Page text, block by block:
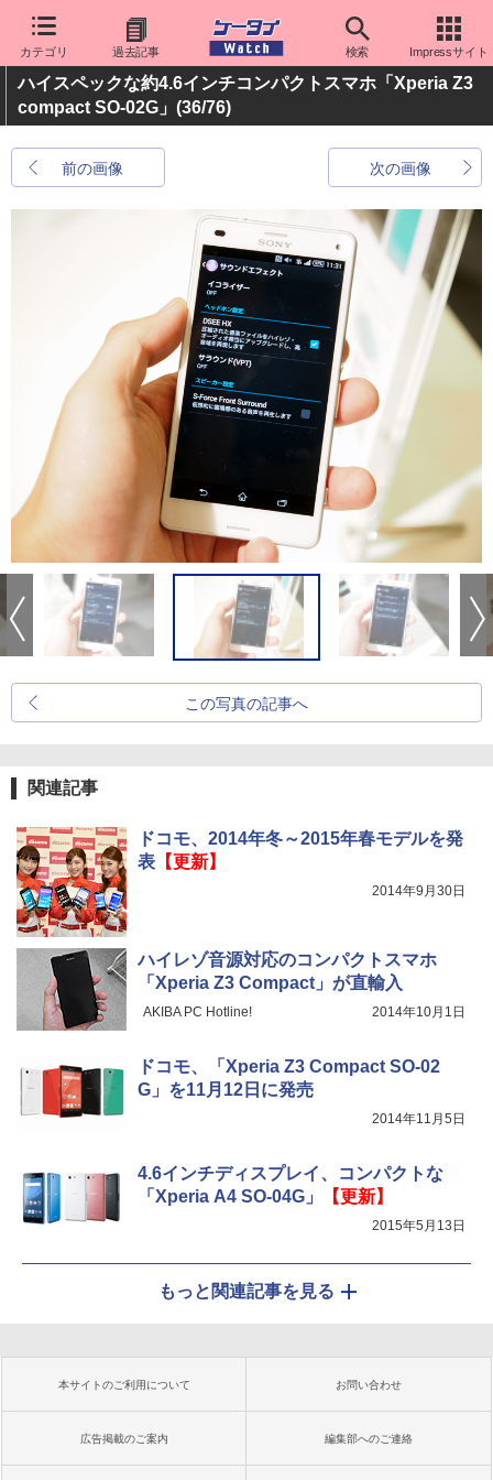
カテゴリ 過去記事 検索 Impressサイト
ハイスペックな約4.6インチコンパクトスマホ「Xperia Z3
compact SO-02G」 (36/76)
前の画像 次の画像
この写真の記事へ
関連記事
ドコモ、2014年冬～2015年春モデルを発
表【更新】
2014年9月30日
ハイレゾ音源対応のコンパクトスマホ
「Xperia Z3 Compact」が直輸入
AKIBA PC Hotline! 2014年10月1日
ドコモ、「Xperia Z3 Compact SO-02
G」を11月12日に発売
2014年11月5日
4.6インチディスプレイ、コンパクトな
「Xperia A4 SO-04G」
【更新】
2015年5月13日
もっと関連記事を見る
本サイトのご利用について お問い合わせ
広告掲載のご案内 編集部へのご連絡